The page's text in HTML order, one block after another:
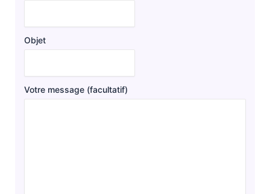
Objet
Votre message (facultatif)